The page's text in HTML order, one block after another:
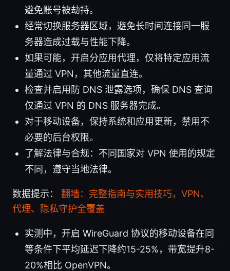
避免账号被劫持。
经常切换服务器区域，避免长时间连接同一服
务器造成过载与性能下降。
如果可能，开启分应用代理，仅将特定应用流
量通过 VPN，其他流量直连。
检查并启用防 DNS 泄露选项，确保 DNS 查询
仅通过 VPN 的 DNS 服务器完成。
对于移动设备，保持系统和应用更新，禁用不
必要的后台权限。
了解法律与合规：不同国家对 VPN 使用的规定
不同，遵守当地法律。
数据提示： 翻墙：完整指南与实用技巧，VPN、
代理、隐私守护全覆盖
实测中，开启 WireGuard 协议的移动设备在同
等条件下平均延迟下降约15-25%，带宽提升8-
20%相比 OpenVPN。